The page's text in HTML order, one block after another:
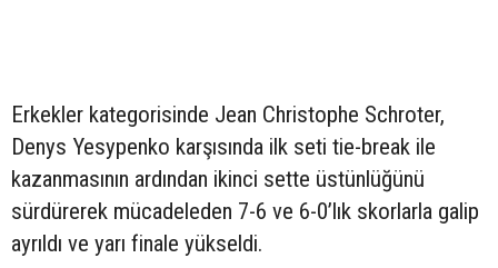
Erkekler kategorisinde Jean Christophe Schroter,
Denys Yesypenko karşısında ilk seti tie-break ile
kazanmasının ardından ikinci sette üstünlüğünü
sürdürerek mücadeleden 7-6 ve 6-0’lık skorlarla galip
ayrıldı ve yarı finale yükseldi.